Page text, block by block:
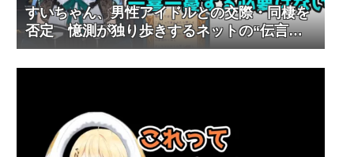
すいちゃん、男性アイドルとの交際・同棲を
否定 憶測が独り歩きするネットの“伝言ゲ
ーム”に警鐘も